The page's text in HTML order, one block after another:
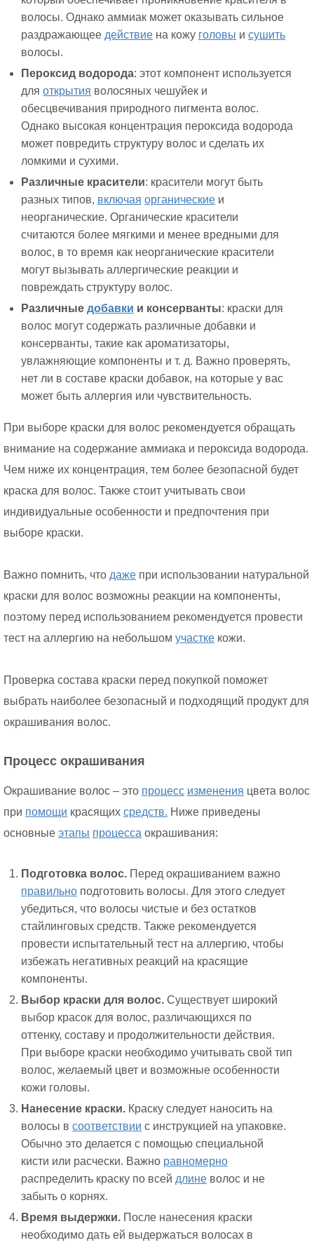
волосы. Однако аммиак может оказывать сильное
раздражающее действие на кожу головы и сушить
волосы.
Пероксид водорода: этот компонент используется
для открытия волосяных чешуйек и
обесцвечивания природного пигмента волос.
Однако высокая концентрация пероксида водорода
может повредить структуру волос и сделать их
ломкими и сухими.
Различные красители: красители могут быть
разных типов, включая органические и
неорганические. Органические красители
считаются более мягкими и менее вредными для
волос, в то время как неорганические красители
могут вызывать аллергические реакции и
повреждать структуру волос.
Различные добавки и консерванты: краски для
волос могут содержать различные добавки и
консерванты, такие как ароматизаторы,
увлажняющие компоненты и т. д. Важно проверять,
нет ли в составе краски добавок, на которые у вас
может быть аллергия или чувствительность.
При выборе краски для волос рекомендуется обращать
внимание на содержание аммиака и пероксида водорода.
Чем ниже их концентрация, тем более безопасной будет
краска для волос. Также стоит учитывать свои
индивидуальные особенности и предпочтения при
выборе краски.
Важно помнить, что даже при использовании натуральной
краски для волос возможны реакции на компоненты,
поэтому перед использованием рекомендуется провести
тест на аллергию на небольшом участке кожи.
Проверка состава краски перед покупкой поможет
выбрать наиболее безопасный и подходящий продукт для
окрашивания волос.
Процесс окрашивания
Окрашивание волос – это процесс изменения цвета волос
при помощи красящих средств. Ниже приведены
основные этапы процесса окрашивания:
Подготовка волос. Перед окрашиванием важно
правильно подготовить волосы. Для этого следует
убедиться, что волосы чистые и без остатков
стайлинговых средств. Также рекомендуется
провести испытательный тест на аллергию, чтобы
избежать негативных реакций на красящие
компоненты.
Выбор краски для волос. Существует широкий
выбор красок для волос, различающихся по
оттенку, составу и продолжительности действия.
При выборе краски необходимо учитывать свой тип
волос, желаемый цвет и возможные особенности
кожи головы.
Нанесение краски. Краску следует наносить на
волосы в соответствии с инструкцией на упаковке.
Обычно это делается с помощью специальной
кисти или расчески. Важно равномерно
распределить краску по всей длине волос и не
забыть о корнях.
Время выдержки. После нанесения краски
необходимо дать ей выдержаться волосах в